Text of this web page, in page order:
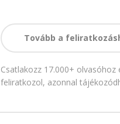
Tovább a
Csatlakozz 17.000+
feliratkozol, azonnal